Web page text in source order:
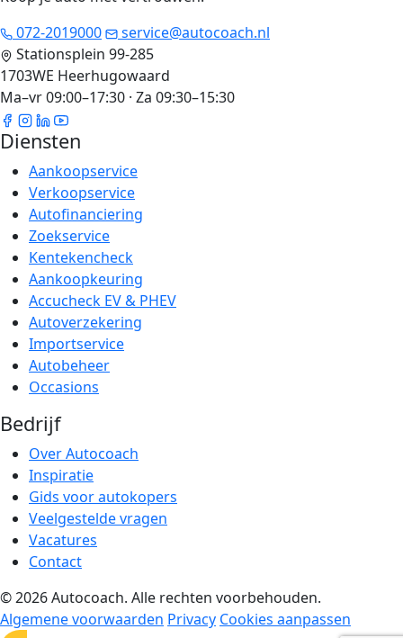
072-2019000
service@autocoach.nl
Stationsplein 99-285
1703WE Heerhugowaard
Ma–vr 09:00–17:30 · Za 09:30–15:30
Diensten
Aankoopservice
Verkoopservice
Autofinanciering
Zoekservice
Kentekencheck
Aankoopkeuring
Accucheck EV & PHEV
Autoverzekering
Importservice
Autobeheer
Occasions
Bedrijf
Over Autocoach
Inspiratie
Gids voor autokopers
Veelgestelde vragen
Vacatures
Contact
© 2026 Autocoach. Alle rechten voorbehouden.
Algemene voorwaarden Privacy Cookies aanpassen